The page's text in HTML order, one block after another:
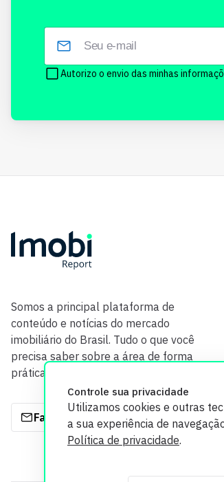
Controle sua privacidade
Utilizamos cookies e outras
a sua experiência de
Política de privacidade.
Autorizo o envio das minhas
Somos a principal plataforma de
conteúdo e notícias do mercado
imobiliário do Brasil. Tudo o que você
precisa saber sobre a área de forma
prática e com credibilidade.
Fale com a gente